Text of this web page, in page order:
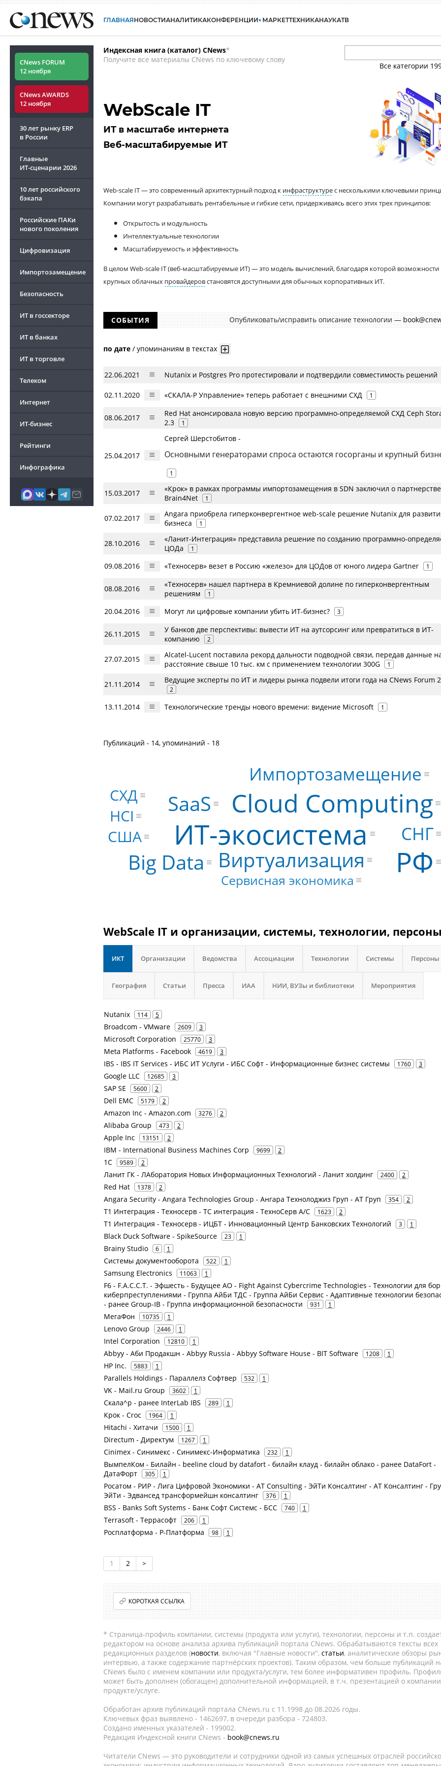
ГЛАВНАЯНОВОСТИАНАЛИТИКАКОНФЕРЕНЦИИ МАРКЕТТЕХНИКАНАУКАТВ
CNews FORUM
12 ноября
CNews AWARDS
12 ноября
30 лет рынку ERP
в России
Главные
ИТ-сценарии 2026
10 лет российского
бэкапа
Российские ПАКи
нового поколения
Цифровизация
Импортозамещение
Безопасность
ИТ в госсекторе
ИТ в банках
ИТ в торговле
Телеком
Интернет
ИТ-бизнес
Рейтинги
Инфографика
Индексная книга (каталог) CNews*
Получите все материалы CNews по ключевому слову
Все категории
WebScale IT
ИТ в масштабе интернета
Веб-масштабируемые ИТ
Web-scale IT — это современный архитектурный подход к инфраструктурес несколькими ключевыми
Компании могут разрабатывать рентабельные и гибкие сети, придерживаясь всего этих трех принципов:
Открытость и модульность
Интеллектуальные технологии
Масштабируемость и эффективность
В целом Web-scale IT (веб-масштабируемые ИТ) — это модель вычислений, благодаря которой возможности
крупных облачных провайдеровстановятся доступными для обычных корпоративных ИТ.
СОБЫТИЯ Опубликовать/исправить описание технологии —
по дате / упоминаниям в текстах
22.06.2021 Nutanix и Postgres Pro протестировали и подтвердили совместимость решений
02.11.2020 «СКАЛА-Р Управление» теперь работает с внешними СХД 1
08.06.2017
Red Hat анонсировала новую версию программно-определяемой СХД Ceph
2.3
1
25.04.2017
Сергей Шерстобитов -
Основными генераторами спроса остаются госорганы и крупный
1
15.03.2017
«Крок» в рамках программы импортозамещения в SDN заключил о
Brain4Net
1
07.02.2017
Angara приобрела гиперконвергентное web-scale решение Nutanix для
бизнеса
1
28.10.2016
«Ланит-Интеграция» представила решение по созданию программно-
ЦОДа
1
09.08.2016 «Техносерв» везет в Россию «железо» для ЦОДов от юного лидера Gartner 1
08.08.2016
«Техносерв» нашел партнера в Кремниевой долине по гиперконвергентным
решениям
1
20.04.2016 Могут ли цифровые компании убить ИТ-бизнес? 3
26.11.2015
У банков две перспективы: вывести ИТ на аутсорсинг или превратиться в ИТ-
компанию
2
27.07.2015
Alcatel-Lucent поставила рекорд дальности подводной связи, передав данные
расстояние свыше 10 тыс. км с применением технологии 300G
1
21.11.2014 Ведущие эксперты по ИТ и лидеры рынка подвели итоги года на CNews Forum
2
13.11.2014 Технологические тренды нового времени: видение Microsoft 1
Публикаций - 14, упоминаний - 18
ИТ-экосистема
РФ
Cloud Computing
SaaS
Big Data Виртуализация
Импортозамещение
СНГ
СХД
HCI
США
Сервисная экономика
WebScale IT и организации, системы, технологии,
ИКТ Организации Ведомства Ассоциации Технологии Системы Персоны
География Статьи Пресса ИАА НИИ, ВУЗы и библиотеки Мероприятия
Nutanix 114 5
Broadcom - VMware 2609 3
Microsoft Corporation 25770 3
Meta Platforms - Facebook 4619 3
IBS - IBS IT Services - ИБС ИТ Услуги - ИБС Софт - Информационные бизнес системы 1760 3
Google LLC 12685 3
SAP SE 5600 2
Dell EMC 5179 2
Amazon Inc - Amazon.com 3276 2
Alibaba Group 473 2
Apple Inc 13151 2
IBM - International Business Machines Corp 9699 2
1С 9589 2
Ланит ГК - ЛАборатория Новых Информационных Технологий - Ланит холдинг 2400 2
Red Hat 1378 2
Angara Security - Angara Technologies Group - Ангара Технолоджиз Груп - АТ Груп 354 2
Т1 Интеграция - Техносерв - ТС интеграция - ТехноСерв А/С 1623 2
Т1 Интеграция - Техносерв - ИЦБТ - Инновационный Центр Банковских Технологий 3 1
Black Duck Software - SpikeSource 23 1
Brainy Studio 6 1
Системы документооборота 522 1
Samsung Electronics 11063 1
F6 - F.A.С.С.T. - Эфшесть - Будущее АО - Fight Against Cybercrime Technologies - Технологии для
киберпреступлениями - Группа АйБи ТДС - Группа АйБи Сервис - Адаптивные технологии
- ранее Group-IB - Группа информационной безопасности
931 1
МегаФон 10735 1
Lenovo Group 2446 1
Intel Corporation 12810 1
Abbyy - Аби Продакшн - Abbyy Russia - Abbyy Software House - BIT Software 1208 1
HP Inc. 5883 1
Parallels Holdings - Параллелз Софтвер 532 1
VK - Mail.ru Group 3602 1
Скала^р - ранее InterLab IBS 289 1
Крок - Croc 1964 1
Hitachi - Хитачи 1500 1
Directum - Директум 1267 1
Cinimex - Синимекс - Синимекс-Информатика 232 1
ВымпелКом - Билайн - beeline cloud by datafort - билайн клауд - билайн облако - ранее DataFort -
ДатаФорт
305 1
Росатом - РИР - Лига Цифровой Экономики - AT Consulting - ЭйТи Консалтинг - АТ Консалтинг -
ЭйТи - Эдвансед трансформейшн консалтинг
376 1
BSS - Banks Soft Systems - Банк Софт Системс - БСС 740 1
Terrasoft - Террасофт 206 1
Росплатформа - Р-Платформа 98 1
1 2 >
КОРОТКАЯ ССЫЛКА
* Страница-профиль компании, системы (продукта или услуги), технологии, персоны и т.п.
редактором на основе анализа архива публикаций портала CNews. Обрабатываются тексты всех
редакционных разделов (новости, включая "Главные новости", статьи, аналитические обзоры
интервью, а также содержание партнёрских проектов). Таким образом, чем больше публикаций
CNews было с именем компании или продукта/услуги, тем более информативен профиль.
может быть дополнен (обогащен) дополнительной информацией, в т.ч. презентацией о
продукте/услуге.
Обработан архив публикаций портала CNews.ru c 11.1998 до 08.2026 годы.
Ключевых фраз выявлено - 1462697, в очереди разбора - 724803.
Создано именных указателей - 199002.
Редакция Индексной книги CNews - book@cnews.ru
Читатели CNews — это руководители и сотрудники одной из самых успешных отраслей